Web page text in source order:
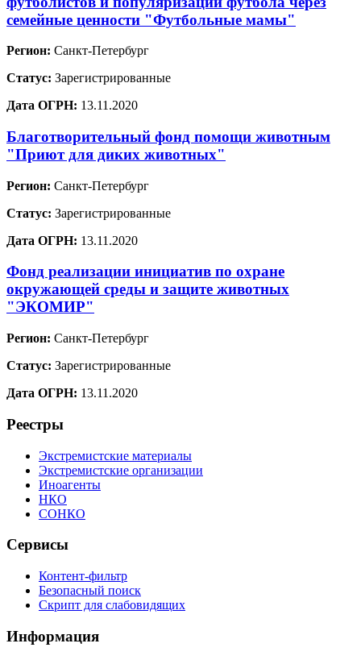
семейные ценности "Футбольные мамы"
Регион: Санкт-Петербург
Статус: Зарегистрированные
Дата ОГРН: 13.11.2020
Благотворительный фонд помощи животным
"Приют для диких животных"
Регион: Санкт-Петербург
Статус: Зарегистрированные
Дата ОГРН: 13.11.2020
Фонд реализации инициатив по охране
окружающей среды и защите животных
"ЭКОМИР"
Регион: Санкт-Петербург
Статус: Зарегистрированные
Дата ОГРН: 13.11.2020
Реестры
Экстремистские материалы
Экстремистские организации
Иноагенты
НКО
СОНКО
Сервисы
Контент-фильтр
Безопасный поиск
Скрипт для слабовидящих
Информация